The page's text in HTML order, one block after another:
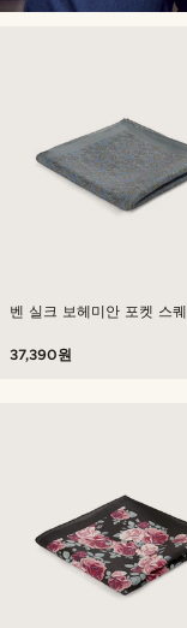
벤 실크 보헤미안 포켓 스
37,390원